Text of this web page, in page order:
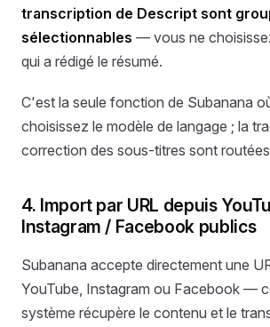
transcription de Descript sont
sélectionnables — vous ne
qui a rédigé le résumé.
C'est la seule fonction de Subanana
choisissez le modèle de langage ; la
correction des sous-titres sont
4. Import par URL depuis
Instagram / Facebook publics
Subanana accepte directement une
YouTube, Instagram ou Facebook —
système récupère le contenu et le